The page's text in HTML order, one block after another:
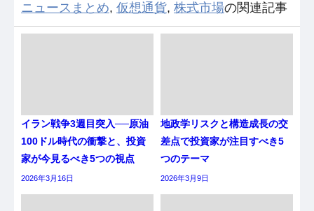
ニュースまとめ, 仮想通貨, 株式市場の関連記事
イラン戦争3週目突入──原油
100ドル時代の衝撃と、投資
家が今見るべき5つの視点
2026年3月16日
地政学リスクと構造成長の交
差点で投資家が注目すべき5
つのテーマ
2026年3月9日